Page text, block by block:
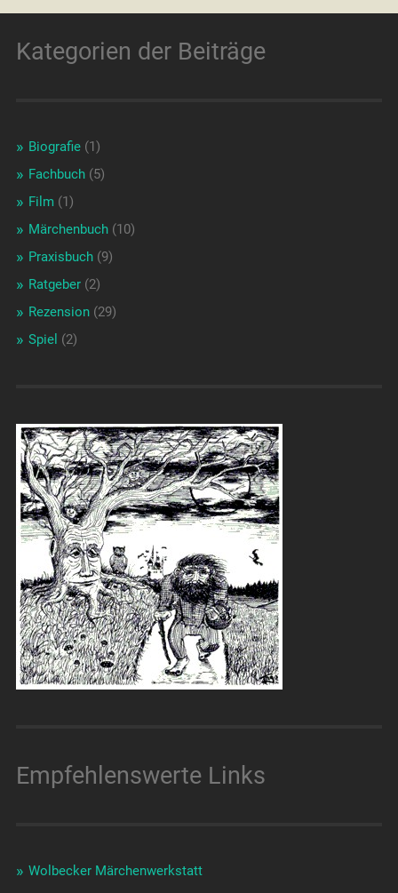
Kategorien der Beiträge
Biografie(1)
Fachbuch(5)
Film (1)
Märchenbuch(10)
Praxisbuch(9)
Ratgeber(2)
Rezension(29)
Spiel (2)
Empfehlenswerte Links
Wolbecker Märchenwerkstatt